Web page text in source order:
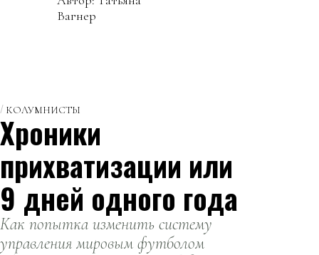
Вагнер
КОЛУМНИСТЫ
Хроники
прихватизации или
9 дней одного года
Как попытка изменить систему
управления мировым футболом